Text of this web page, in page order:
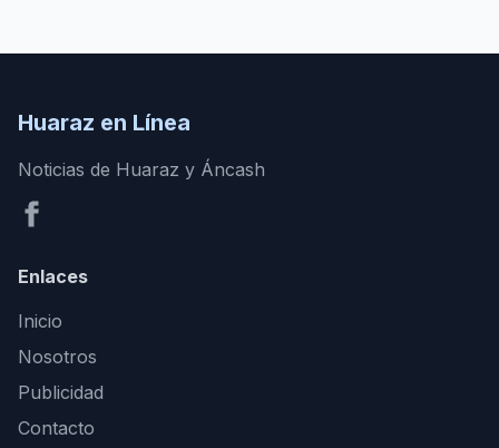
Huaraz en Línea
Noticias de Huaraz y Áncash
Enlaces
Inicio
Nosotros
Publicidad
Contacto